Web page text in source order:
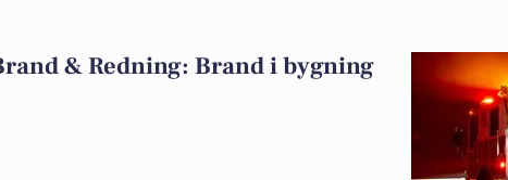
& Redning: Brand i bygning